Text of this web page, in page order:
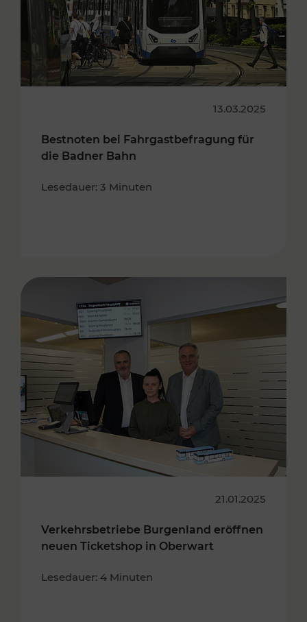
13.03.2025
Bestnoten bei Fahrgastbefragung für
die Badner Bahn
Lesedauer: 3 Minuten
21.01.2025
Verkehrsbetriebe Burgenland eröffnen
neuen Ticketshop in Oberwart
Lesedauer: 4 Minuten